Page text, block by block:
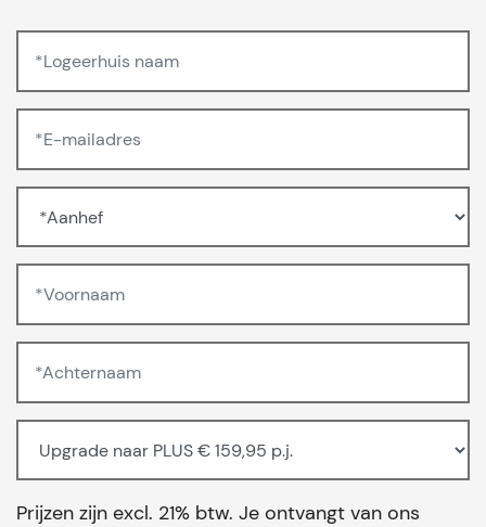
Prijzen zijn excl. 21% btw. Je ontvangt van ons